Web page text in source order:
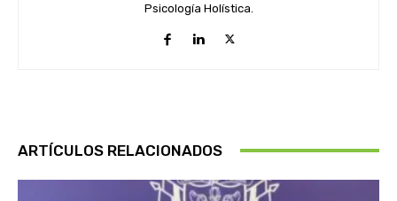
Psicología Holística.
ARTÍCULOS RELACIONADOS